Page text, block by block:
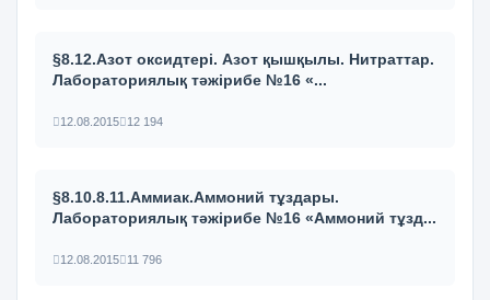
§8.12.Азот оксидтері. Азот қышқылы. Нитраттар.
Лабораториялық тәжірибе №16 «...
12.08.2015 12 194
§8.10.8.11.Аммиак.Аммоний тұздары.
Лабораториялық тәжірибе №16 «Аммоний тұзд...
12.08.2015 11 796